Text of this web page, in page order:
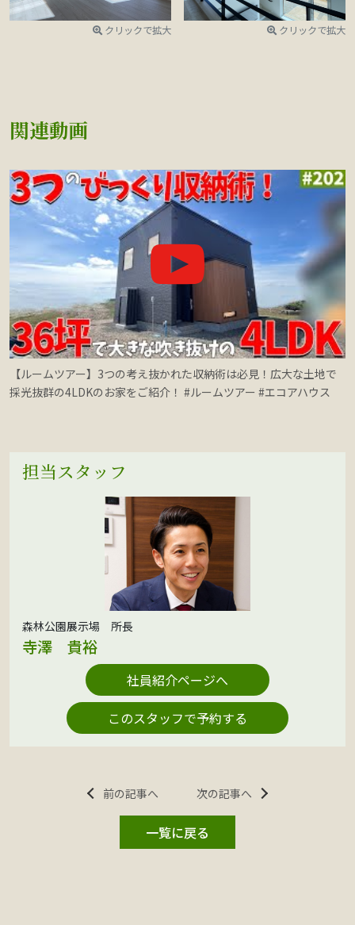
クリックで拡大 クリックで拡大
関連動画
【ルームツアー】3つの考え抜かれた収納術は必見！広大な土地で
採光抜群の4LDKのお家をご紹介！ #ルームツアー #エコアハウス
担当スタッフ
森林公園展示場 所長
寺澤 貴裕
社員紹介ページへ
このスタッフで予約する
前の記事へ 次の記事へ
一覧に戻る